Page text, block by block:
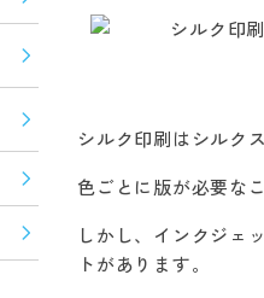
シルク印刷はシルク
色ごとに版が必要な
しかし、インクジェ
トがあります。